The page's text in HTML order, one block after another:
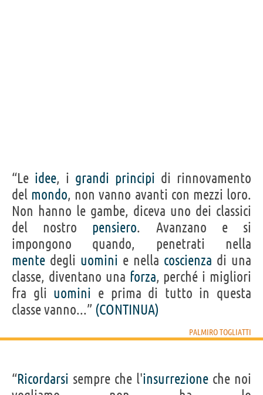
“Le idee, i grandi principi di rinnovamento
del mondo, non vanno avanti con mezzi loro.
Non hanno le gambe, diceva uno dei classici
del nostro pensiero. Avanzano e si
impongono quando, penetrati nella
mente degli uomini e nella coscienza di una
classe, diventano una forza, perché i migliori
fra gli uomini e prima di tutto in questa
classe vanno...” (CONTINUA)
PALMIRO TOGLIATTI
“Ricordarsi sempre che l'insurrezione che noi